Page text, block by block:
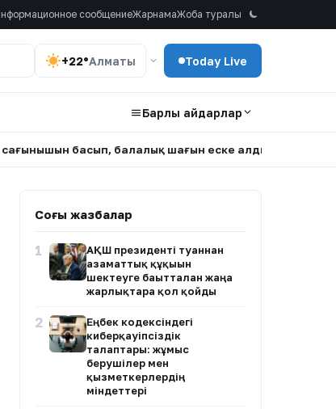
сообщениеЖарнамаЖоба туралы
+22°Алматы Today Live
Барлық айдарлар
балалық шағын еске алды • Атырауда белгісіз
Соңғы жазбалар
1
АҚШ президенті туғаннан
азаматтық құқығын
шектеуге бағытталған жаңа
жарлықтарға қол қойды
2
Еңбек кодексіндегі
киберқауіпсіздік
талаптары: жұмыс
берушілер мен
қызметкерлердің
міндеттері